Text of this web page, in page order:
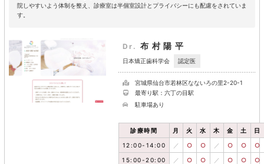
院しやすいよう体制を整え、診療室は半個室設計とプライバシーにも配慮をされていま
す。
Dr. 布村陽平
日本矯正歯科学会 認定医
宮城県仙台市若林区なないろの里2-20-1
最寄り駅：六丁の目駅
駐車場あり
診療時間 月 火 水 木 金 土 日
12:00-14:00 ／ ○ ○ ／ ○ ○ ○
15:00-20:00 ／ ○ ○ ／ ○ ○ ○